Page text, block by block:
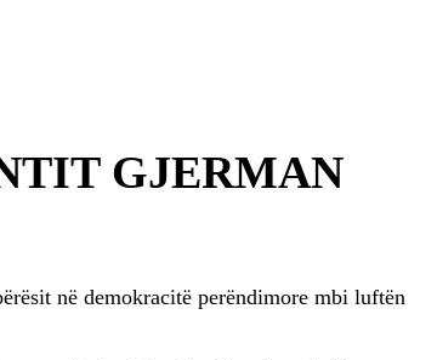
GJERMAN
në demokracitë perëndimore mbi luftën